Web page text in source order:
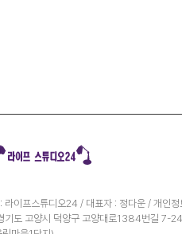
라이프스튜디오24 / 대표자 : 정다운 / 개인
기도 고양시 덕양구 고양대로1384번길 7-